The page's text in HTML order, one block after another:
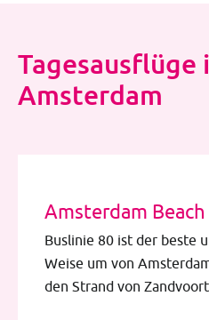
Tagesausflüge
Amsterdam
Amsterdam
Buslinie 80 ist der beste
Weise um von
den Strand von